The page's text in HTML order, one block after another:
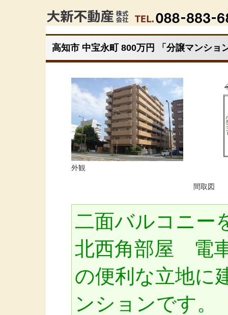
高知市 中宝永町 800万円 「分譲マンショ
外観
間取図
二面バルコニー
北西角部屋 電
の便利な立地に
ンションです